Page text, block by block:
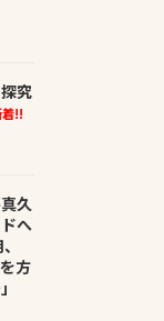
究
着!!
久
へ
方